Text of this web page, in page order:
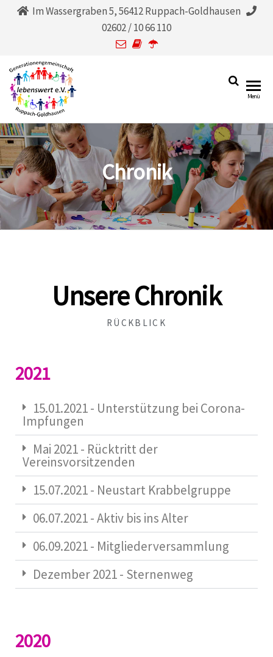
Im Wassergraben 5, 56412 Ruppach-Goldhausen
02602 / 10 66 110
Ruppach-Goldhausen
lebenswert e.V.
Menü
Chronik
Unsere Chronik
RÜCKBLICK
2021
15.01.2021 - Unterstützung bei Corona-
Impfungen
Mai 2021 - Rücktritt der
Vereinsvorsitzenden
15.07.2021 - Neustart Krabbelgruppe
06.07.2021 - Aktiv bis ins Alter
06.09.2021 - Mitgliederversammlung
Dezember 2021 - Sternenweg
2020